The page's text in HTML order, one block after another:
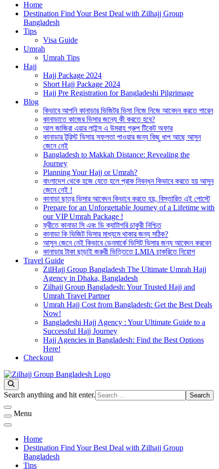
জিলহজ্জ গ্রুপ বাংলাদেশ
Best Hajj Umrah Travel Tour Agent in Bangladesh
Home
Destination Find Your Best Deal with Zilhajj Group
Bangladesh
Tips
Visa Guide
Umrah
Umrah Tips
Hajj
Hajj Package 2024
Short Hajj Package 2024
Hajj Pre Registration for Bangladeshi Pilgrimage
Blog
কিভাবে আপনি কানাডার ভিজিটর ভিসা নিজে নিজে আবেদন করতে পারেন
কানাডাতে কাজের ভিসার জন্যে কী করতে হবে?
আল জাজিরা এয়ার লাইন্স এ উমরাহ গ্রুপ টিকেট অফার
কানাডার টুরিস্ট ভিসায় সফলতা পাওয়ার জন্য কিছু ধাপ আছে আসুন
জেনে নেই
Bangladesh to Makkah Distance: Revealing the
Journey
Planning Your Hajj or Umrah?
বাংলাদেশ থেকে হজে যেতে হলে প্রাক নিবন্ধন কিভাবে করতে হয় আসুন
জেনে নেই !
কানাডা ছাত্র ভিসার আবেদন কিভাবে করতে হয়, বিস্তারিত এই পোস্টে
Prepare for an Unforgettable Journey of a Lifetime with
our VIP Umrah Package !
ফ্রীতে কানাডা সি এবং ডি ক্যাটাগরি চাকুরী নিশ্চিত
কানাডা কি ভিজিট ভিসার মাধ্যমে থাকার জন্য সঠিক?
আসুন জেনে নেই কিভাবে ডেনমার্কে ভিসিট ভিসার জন্য আবেদন করবেন
কানাডায় টাকা ছাড়াই জরুরী ভিত্তিতে LMIA চাকরিতে নিয়োগ
Travel Guide
ZilHajj Group Bangladesh The Ultimate Umrah Hajj
Agency in Dhaka, Bangladesh
Zilhajj Group Bangladesh: Your Trusted Hajj and
Umrah Travel Partner
Umrah Hajj Cost from Bangladesh: Get the Best Deals
Now!
Bangladeshi Hajj Agency : Your Ultimate Guide to a
Successful Hajj Journey
Hajj Agencies in Bangladesh: Find the Best Options
Here!
Checkout
জিলহজ্জ গ্রুপ বাংলাদেশ
Best Hajj Umrah Travel Tour Agent in Bangladesh
Looking
Something?
Search anything and hit enter.
Menu
Home
Destination Find Your Best Deal with Zilhajj Group
Bangladesh
Tips